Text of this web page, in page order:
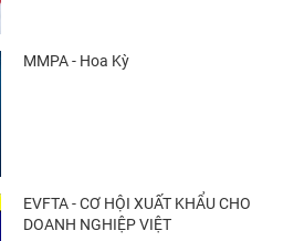
MMPA - Hoa Kỳ
EVFTA - CƠ HỘI XUẤT KHẨU CHO
DOANH NGHIỆP VIỆT